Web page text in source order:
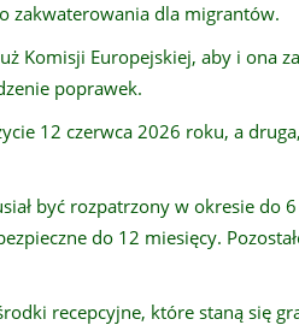
zakwaterowania dla migrantów.
Komisji Europejskiej, aby i ona
poprawek.
12 czerwca 2026 roku, a
być rozpatrzony w okresie do
do 12 miesięcy.
recepcyjne, które staną się